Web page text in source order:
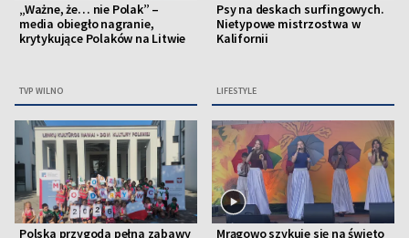
„Ważne, że… nie Polak” –
media obiegło nagranie,
krytykujące Polaków na Litwie
TVP WILNO
Psy na deskach surfingowych.
Nietypowe mistrzostwa w
Kalifornii
LIFESTYLE
Polska przygoda pełna zabawy
Mrągowo szykuje się na święto